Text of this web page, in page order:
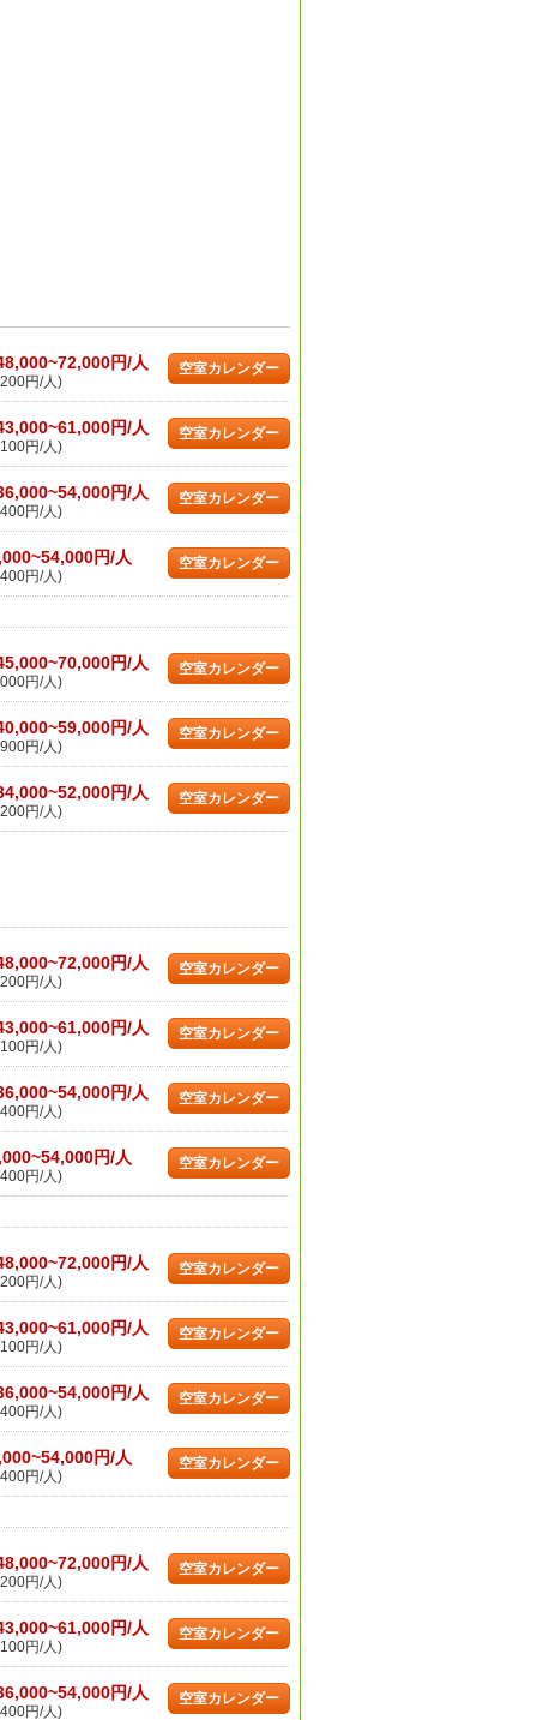
円/人
円/人)
空室カレンダー
円/人
円/人)
空室カレンダー
円/人
円/人)
空室カレンダー
円/人
円/人)
空室カレンダー
円/人
円/人)
空室カレンダー
円/人
円/人)
空室カレンダー
円/人
円/人)
空室カレンダー
円/人
円/人)
空室カレンダー
円/人
円/人)
空室カレンダー
円/人
円/人)
空室カレンダー
円/人
円/人)
空室カレンダー
円/人
円/人)
空室カレンダー
円/人
円/人)
空室カレンダー
円/人
円/人)
空室カレンダー
円/人
円/人)
空室カレンダー
円/人
円/人)
空室カレンダー
円/人
円/人)
空室カレンダー
円/人
円/人)
空室カレンダー